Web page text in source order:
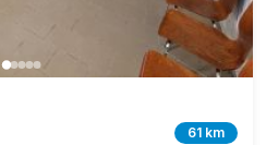
61 km